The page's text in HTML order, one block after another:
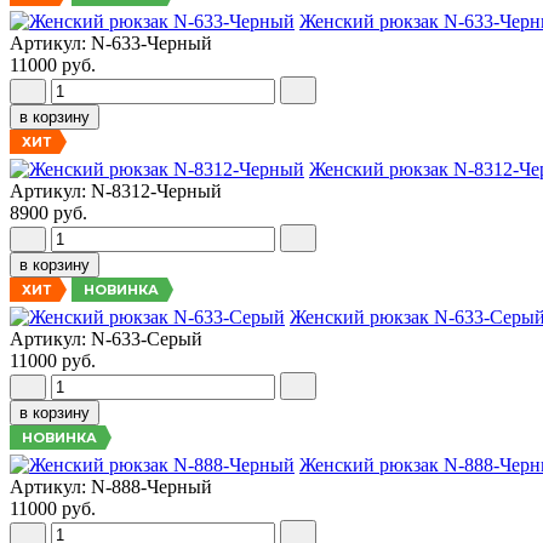
Женский рюкзак N-633-
Артикул: N-633-Черный
11000 руб.
в корзину
ХИТ
Женский рюкзак N-8312-
Артикул: N-8312-Черный
8900 руб.
в корзину
ХИТ НОВИНКА
Женский рюкзак N-633-Серый
Артикул: N-633-Серый
11000 руб.
в корзину
НОВИНКА
Женский рюкзак N-888-
Артикул: N-888-Черный
11000 руб.